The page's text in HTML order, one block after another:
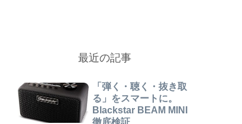
最近の記事
「弾く・聴く・抜き取
る」をスマートに。
Blackstar BEAM MINI